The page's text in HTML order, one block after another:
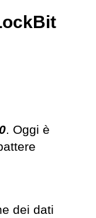
. Oggi è
dei dati